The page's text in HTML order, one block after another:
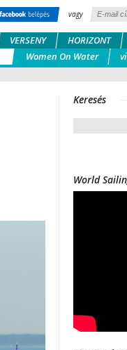
vagy
VERSENY HORIZONT
Women On Water
Keresés
World